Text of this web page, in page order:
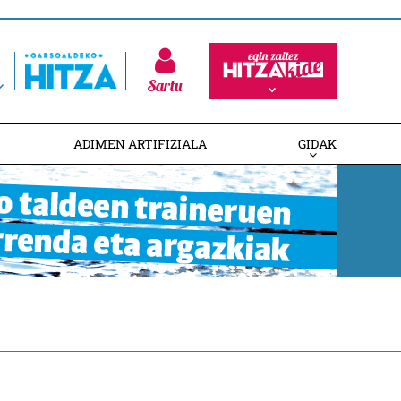
Sartu
ADIMEN ARTIFIZIALA GIDAK